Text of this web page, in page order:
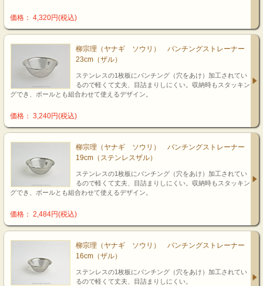
価格： 4,320円(税込)
柳宗理（ヤナギ ソウリ） パンチングストレーナー
23cm（ザル）
ステンレスの1枚板にパンチング（穴をあけ）加工されてい
るので軽くて丈夫、目詰まりしにくい。収納時もスタッキン
グでき、ボールとも組合わせて使えるデザイン。
価格： 3,240円(税込)
柳宗理（ヤナギ ソウリ） パンチングストレーナー
19cm（ステンレスザル）
ステンレスの1枚板にパンチング（穴をあけ）加工されてい
るので軽くて丈夫、目詰まりしにくい。収納時もスタッキン
グでき、ボールとも組合わせて使えるデザイン。
価格： 2,484円(税込)
柳宗理（ヤナギ ソウリ） パンチングストレーナー
16cm（ザル）
ステンレスの1枚板にパンチング（穴をあけ）加工されてい
るので軽くて丈夫、目詰まりしにくい。